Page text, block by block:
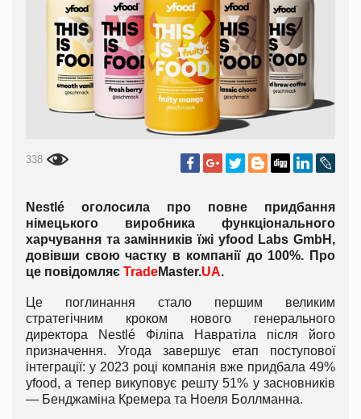
338
Nestlé оголосила про повне придбання
німецького виробника функціонального
харчування та замінників їжі yfood Labs GmbH,
довівши свою частку в компанії до 100%. Про
це повідомляє TradeMaster.UA.
Це поглинання стало першим великим
стратегічним кроком нового генерального
директора Nestlé Філіпа Навратіла після його
призначення. Угода завершує етап поступової
інтеграції: у 2023 році компанія вже придбала 49%
yfood, а тепер викуповує решту 51% у засновників
— Бенджаміна Кремера та Ноеля Боллманна.